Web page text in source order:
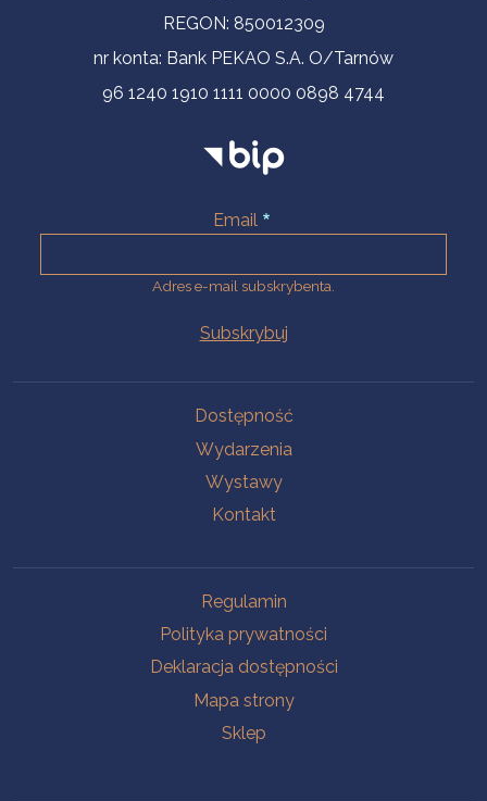
REGON: 850012309
nr konta: Bank PEKAO S.A. O/Tarnów
96 1240 1910 1111 0000 0898 4744
Email
Adres e-mail subskrybenta.
Dostępność
Wydarzenia
Wystawy
Kontakt
Regulamin
Polityka prywatności
Deklaracja dostępności
Mapa strony
Sklep